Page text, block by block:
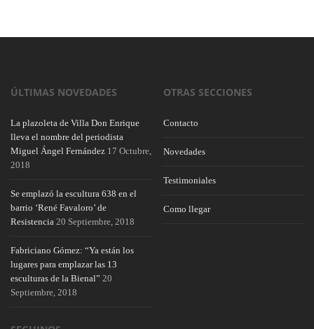
ÚLTIMAS NOVEDADES
La plazoleta de Villa Don Enrique
lleva el nombre del periodista
Miguel Ángel Fernández 17 Octubre,
2018
Se emplazó la escultura 638 en el
barrio ‘René Favaloro’ de
Resistencia 20 Septiembre, 2018
Fabriciano Gómez: “Ya están los
lugares para emplazar las 13
esculturas de la Bienal” 20
Septiembre, 2018
OTRAS SECCIONES
Contacto
Novedades
Testimoniales
Como llegar